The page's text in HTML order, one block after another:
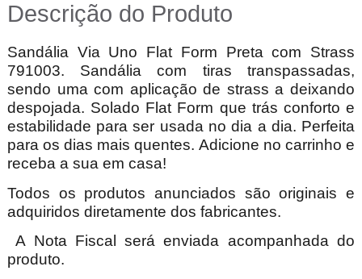
Descrição do Produto
Sandália Via Uno Flat Form Preta com Strass
791003. Sandália com tiras transpassadas,
sendo uma com aplicação de strass a deixando
despojada. Solado Flat Form que trás conforto e
estabilidade para ser usada no dia a dia. Perfeita
para os dias mais quentes. Adicione no carrinho e
receba a sua em casa!
Todos os produtos anunciados são originais e
adquiridos diretamente dos fabricantes.
A Nota Fiscal será enviada acompanhada do
produto.